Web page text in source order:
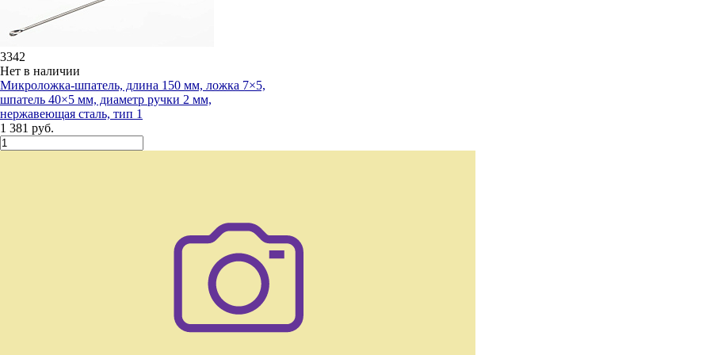
3342
Нет в наличии
Микроложка-шпатель, длина 150 мм, ложка 7×5,
шпатель 40×5 мм, диаметр ручки 2 мм,
нержавеющая сталь, тип 1
1 381 руб.